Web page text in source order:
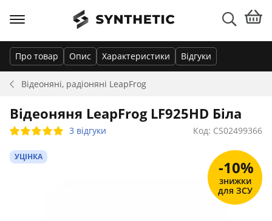
Відеоняні, радіоняні LeapFrog
Про товар Опис Характеристики Відгуки
Відеоняня LeapFrog LF925HD Біла
3 відгуки Код: CS02499366
УЦІНКА
-10%
знижки
для ЗСУ